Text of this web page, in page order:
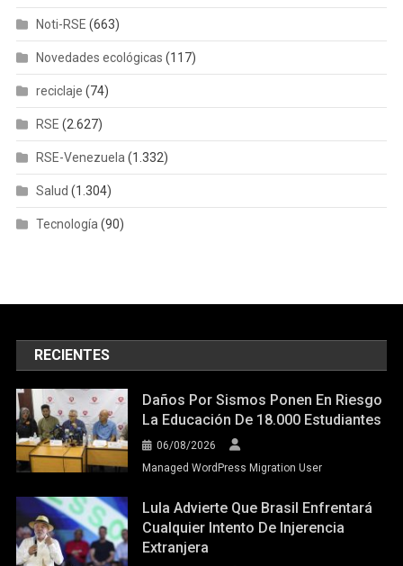
Noti-RSE (663)
Novedades ecológicas (117)
reciclaje (74)
RSE (2.627)
RSE-Venezuela (1.332)
Salud (1.304)
Tecnología (90)
RECIENTES
Daños Por Sismos Ponen En Riesgo
La Educación De 18.000 Estudiantes
06/08/2026
Managed WordPress Migration User
Lula Advierte Que Brasil Enfrentará
Cualquier Intento De Injerencia
Extranjera